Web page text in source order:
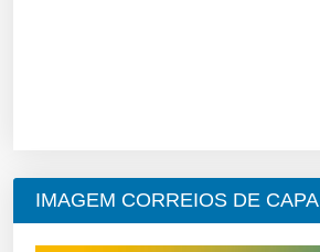
IMAGEM CORREIOS DE CAPA